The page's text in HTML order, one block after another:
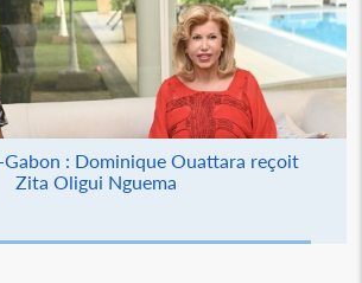
: Dominique Ouattara reçoit
Zita Oligui Nguema